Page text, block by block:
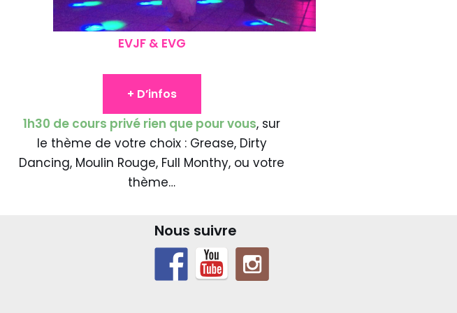
EVJF & EVG
+ D’infos
1h30 de cours privé rien que pour vous, sur
le thème de votre choix : Grease, Dirty
Dancing, Moulin Rouge, Full Monthy, ou votre
thème…
Nous suivre